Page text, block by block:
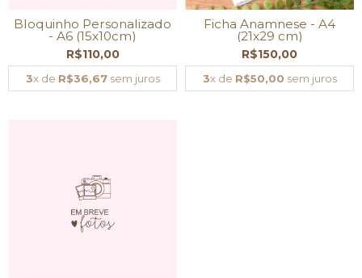
Bloquinho Personalizado
- A6 (15x10cm)
R$110,00
3x de R$36,67sem juros
Ficha Anamnese - A4
(21x29 cm)
R$150,00
3x de R$50,00 sem juros